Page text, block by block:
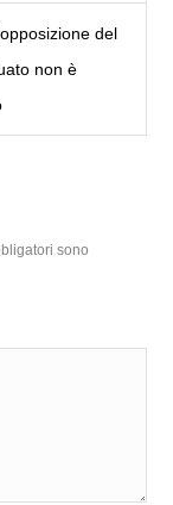
del
non è
sono